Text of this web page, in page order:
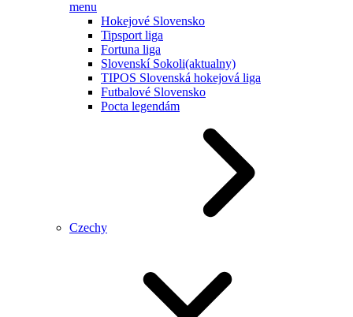
menu
Hokejové Slovensko
Tipsport liga
Fortuna liga
Slovenskí Sokoli(aktualny)
TIPOS Slovenská hokejová liga
Futbalové Slovensko
Pocta legendám
Czechy